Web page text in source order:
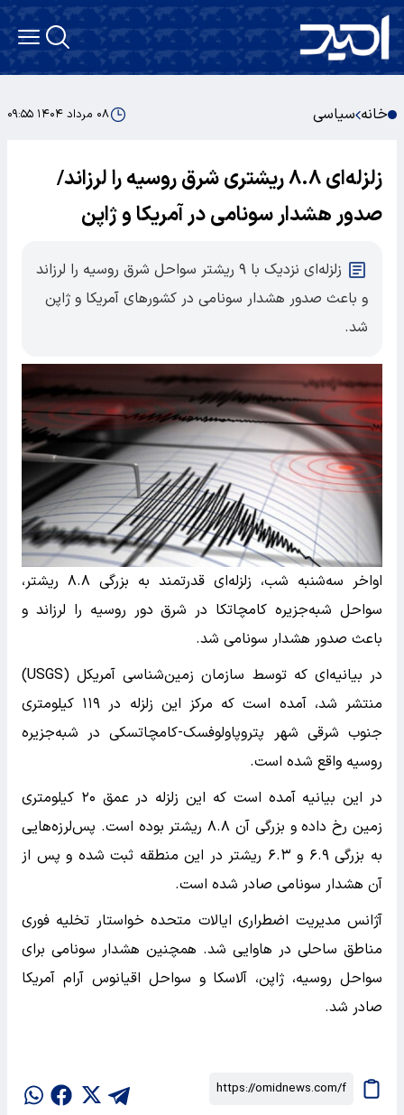
خانه سیاسی ۰۸ مرداد ۱۴۰۴ ۰۹:۵۵
زلزله‌ای ۸.۸ ریشتری شرق روسیه را لرزاند/
صدور هشدار سونامی در آمریکا و ژاپن
زلزله‌ای نزدیک با ۹ ریشتر سواحل شرق روسیه را لرزاند
و باعث صدور هشدار سونامی در کشور‌های آمریکا و ژاپن
شد.
اواخر سه‌شنبه شب، زلزله‌ای قدرتمند به بزرگی ۸.۸ ریشتر،
سواحل شبه‌جزیره کامچاتکا در شرق دور روسیه را لرزاند و
باعث صدور هشدار سونامی شد.
در بیانیه‌ای که توسط سازمان زمین‌شناسی آمریکل (USGS)
منتشر شد، آمده است که مرکز این زلزله در ۱۱۹ کیلومتری
جنوب شرقی شهر پتروپاولوفسک-کامچاتسکی در شبه‌جزیره
روسیه واقع شده است.
در این بیانیه آمده است که این زلزله در عمق ۲۰ کیلومتری
زمین رخ داده و بزرگی آن ۸.۸ ریشتر بوده است. پس‌لرزه‌هایی
به بزرگی ۶.۹ و ۶.۳ ریشتر در این منطقه ثبت شده و پس از
آن هشدار سونامی صادر شده است.
آژانس مدیریت اضطراری ایالات متحده خواستار تخلیه فوری
مناطق ساحلی در هاوایی شد. همچنین هشدار سونامی برای
سواحل روسیه، ژاپن، آلاسکا و سواحل اقیانوس آرام آمریکا
صادر شد.